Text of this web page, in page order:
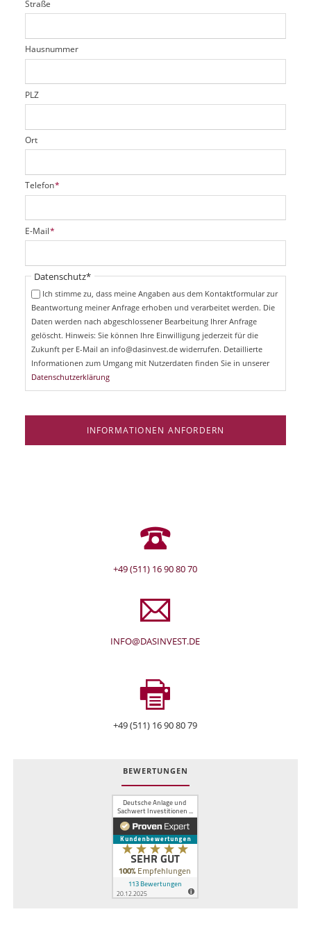
t
r
d
f
d
c
t
f
e
d
Straße
Hausnummer
PLZ
Ort
P
f
i
c
t
f
Telefon*
P
f
i
E-Mail*
Pflichtfeld
Datenschutz*
Ich stimme zu, dass meine Angaben aus dem Kontaktformular zur
Beantwortung meiner Anfrage erhoben und verarbeitet werden. Die
Daten werden nach abgeschlossener Bearbeitung Ihrer Anfrage
gelöscht. Hinweis: Sie können Ihre Einwilligung jederzeit für die
Zukunft per E-Mail an info@dasinvest.de widerrufen. Detaillierte
Informationen zum Umgang mit Nutzerdaten finden Sie in unserer
Datenschutzerklärung
INFORMATIONEN ANFORDERN
+49 (511) 16 90 80 70
INFO@DASINVEST.DE
+49 (511) 16 90 80 79
BEWERTUNGEN